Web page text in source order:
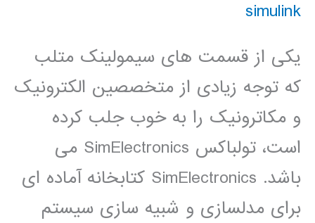
simulink
یکی از قسمت های سیمولینک متلب
که توجه زیادی از متخصصین الکترونیک
و مکاترونیک را به خوب جلب کرده
است، تولباکس SimElectronics می
باشد. SimElectronics کتابخانه آماده ای
برای مدلسازی و شبیه سازی سیستم